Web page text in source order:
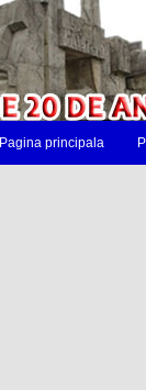
Pagina principala